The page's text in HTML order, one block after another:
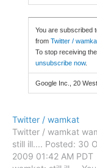
You are subscribed
from Twitter /
To stop receiving
unsubscribe now.
Google Inc., 20
Twitter / wamkat
Twitter / wamkat
still ill.... Posted: 30
2009 01:42 AM PDT